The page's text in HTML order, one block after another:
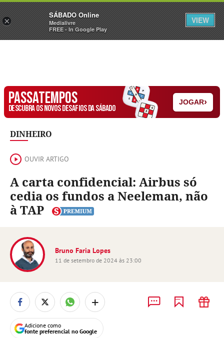
Sábado Assine Iniciar Sessão
PASSATEMPOS
DESCUBRA OS NOVOS DESAFIOS DA SÁBADO
JOGAR›
DINHEIRO
OUVIR ARTIGO
A carta confidencial: Airbus só
cedia os fundos a Neeleman, não
à TAP
Bruno Faria Lopes
11 de setembro de 2024 às 23:00
+
Adicione como
fonte preferencial no Google
×
SÁBADO Online
Medialivre
FREE - In Google Play
VIEW